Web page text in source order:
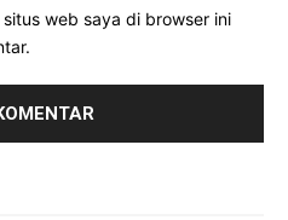
web saya di browser ini